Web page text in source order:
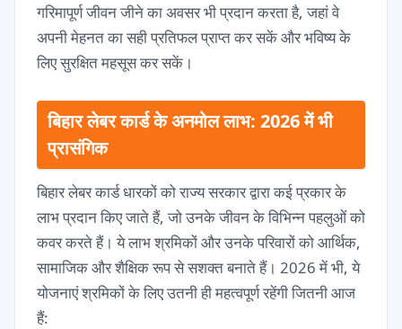
गरिमापूर्ण जीवन जीने का अवसर भी प्रदान करता है, जहां वे
अपनी मेहनत का सही प्रतिफल प्राप्त कर सकें और भविष्य के
लिए सुरक्षित महसूस कर सकें।
बिहार लेबर कार्ड के अनमोल लाभ: 2026 में भी
प्रासंगिक
बिहार लेबर कार्ड धारकों को राज्य सरकार द्वारा कई प्रकार के
लाभ प्रदान किए जाते हैं, जो उनके जीवन के विभिन्न पहलुओं को
कवर करते हैं। ये लाभ श्रमिकों और उनके परिवारों को आर्थिक,
सामाजिक और शैक्षिक रूप से सशक्त बनाते हैं। 2026 में भी, ये
योजनाएं श्रमिकों के लिए उतनी ही महत्वपूर्ण रहेंगी जितनी आज
हैं: